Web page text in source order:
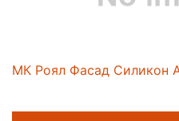
МК Роял Фасад Силикон